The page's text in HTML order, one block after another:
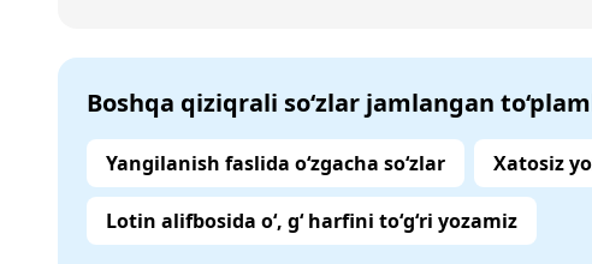
Boshqa qiziqrali so‘zlar jamlangan
Yangilanish faslida o‘zgacha so‘zlar Xatosiz
Lotin alifbosida o‘, g‘ harfini to‘g‘ri yozamiz